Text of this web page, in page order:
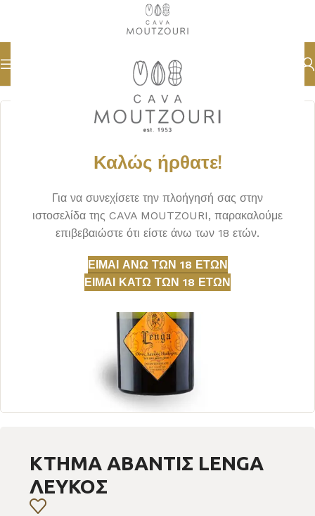
Καλώς ήρθατε!
Για να συνεχίσετε την πλοήγησή σας στην
ιστοσελίδα της CAVA MOUTZOURI, παρακαλούμε
επιβεβαιώστε ότι είστε άνω των 18 ετών.
ΕΊΜΑΙ ΆΝΩ ΤΩΝ 18 ΕΤΏΝ
ΕΊΜΑΙ ΚΆΤΩ ΤΩΝ 18 ΕΤΏΝ
Αρχική σελίδα ΛΕΥΚΟΣ
ΚΤΗΜΑ ΑΒΑΝΤΙΣ LENGA
ΛΕΥΚΟΣ